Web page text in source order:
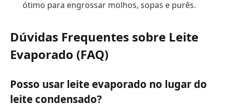
ótimo para engrossar molhos, sopas e purês.
Dúvidas Frequentes sobre Leite
Evaporado (FAQ)
Posso usar leite evaporado no lugar do
leite condensado?